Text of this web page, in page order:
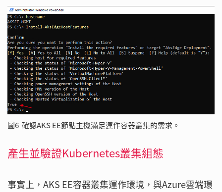
圖6 確認AKS EE節點主機滿足運作容器叢集的需求。
產生並驗證Kubernetes叢集組態
事實上，AKS EE容器叢集運作環境，與Azure雲端環